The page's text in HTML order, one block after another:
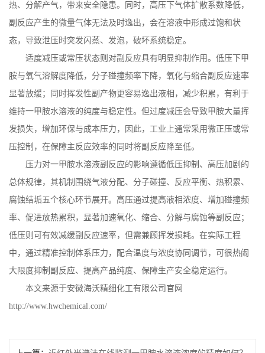
热、分解产气，带来安全隐患。同时，高压下气体扩散系数降低，
副反应产生的微量气体无法及时逸出，会在溶液中形成过饱和状
态，导致泄压时突发闪蒸、发泡，破坏系统稳定。
适度减压或常压状态则对副反应具有明显抑制作用。低压下甲
胺与氧气溶解度降低，分子碰撞频率下降，氧化与缩合副反应速率
显著放缓；同时挥发性副产物更容易逸出液相，减少积累，有利于
维持一甲胺水溶液的纯度与稳定性。但过度减压会导致甲胺大量挥
发损失，增加环保与成本压力，因此，工业上通常采用微正压或常
压控制，在保障主反应效率的同时将副反应降至低。
压力对一甲胺水溶液副反应的影响遵循低压抑制、高压加剧的
总体规律，其机制围绕气液分配、分子碰撞、反应平衡、热积累、
腐蚀结垢五个核心环节展开。高压通过提高液相浓度、增加碰撞频
率、促进放热累积，显著加速氧化、缩合、分解与腐蚀等副反应；
低压则可有效减缓副反应速率，但需兼顾挥发损耗。在实际工程
中，通过精准控制体系压力，配合温度与浓度协同调节，可很热闹
大限度抑制副反应、提高产品纯度、保障生产安全稳定运行。
本文来源于安徽海沃精细化工有限公司官网
http://www.hwchemical.com/